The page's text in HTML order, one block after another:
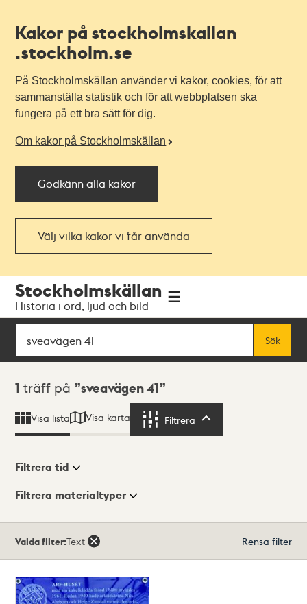
Kakor på stockholmskallan
.stockholm.se
På Stockholmskällan använder vi kakor, cookies, för att
sammanställa statistik och för att webbplatsen ska
fungera på ett bra sätt för dig.
Om kakor på Stockholmskällan
Godkänn alla kakor
Välj vilka kakor vi får använda
navigationen
huvudinnehållet
Stockholmskällan
Historia i ord, ljud och bild
Sök
Sök
Sökresultat
1 träff på sveavägen 41
Visa lista Visa karta Filtrera
Visningsläge
Filtrera tid
Filtrera materialtyper
träffar
Valda filter:Text Rensa filter